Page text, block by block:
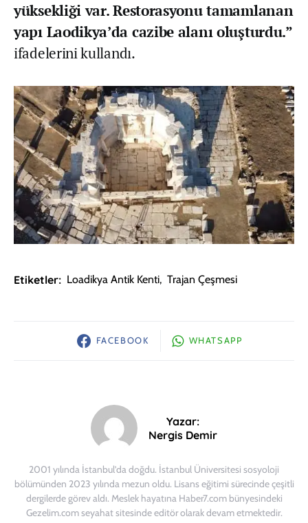
yüksekliği var. Restorasyonu tamamlanan
yapı Laodikya’da cazibe alanı oluşturdu.”
ifadelerini kullandı.
Etiketler: Loadikya Antik Kenti, Trajan Çeşmesi
FACEBOOK WHATSAPP
Yazar:
Nergis Demir
2001 yılında İstanbul’da doğdu. İstanbul Üniversitesi sosyoloji
bölümünden 2023 yılında mezun oldu. Lisans eğitimi sürecinde çeşitli
dergilerde görev aldı. Meslek hayatına Haber7.com bünyesindeki
Gezelim.com seyahat sitesinde editör olarak devam etmektedir.